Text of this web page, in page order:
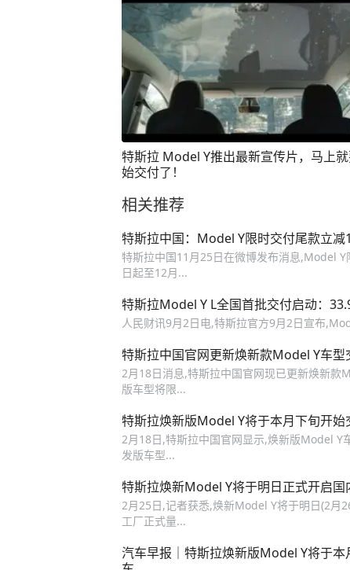
特斯拉 Model Y推出最新宣传片，马上
始交付了！
相关推荐
特斯拉中国：Model Y限时交付尾款立减
特斯拉中国11月25日在微博发布消息,Model
日起至12月...
特斯拉Model Y L全国首批交付启动：
人民财讯9月2日电,特斯拉官方9月2日宣布
特斯拉中国官网更新焕新款Model Y车型
2月18日消息,特斯拉中国官网现已更新焕新款
版车型将限...
特斯拉焕新版Model Y将于本月下旬开始
2月18日,特斯拉中国官网显示,焕新版Model Y
发版车型...
特斯拉焕新Model Y将于明日正式开启国
2月25日,记者获悉,焕新Model Y将于明日(2月
工厂正式量...
汽车早报｜特斯拉焕新版Model Y将于